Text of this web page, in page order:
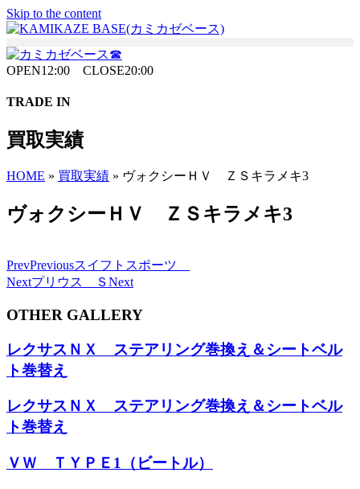
Skip to the content
OPEN12:00 CLOSE20:00
TRADE IN
買取実績
HOME » 買取実績 » ヴォクシーＨＶ ＺＳキラメキ3
ヴォクシーＨＶ ＺＳキラメキ3
PrevPreviousスイフトスポーツ
Nextプリウス ＳNext
OTHER GALLERY
レクサスＮＸ ステアリング巻換え＆シートベル
ト巻替え
レクサスＮＸ ステアリング巻換え＆シートベル
ト巻替え
ＶＷ ＴＹＰＥ1（ビートル）